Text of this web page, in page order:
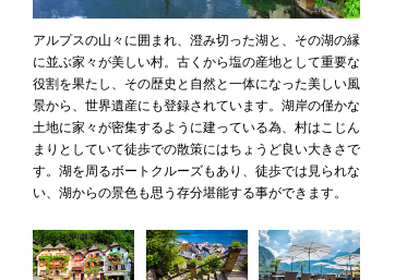
アルプスの山々に囲まれ、澄み切った湖と、その湖の縁
に並ぶ家々が美しい村。古くから塩の産地として重要な
役割を果たし、その歴史と自然と一体になった美しい風
景から、世界遺産にも登録されています。湖岸の僅かな
土地に家々が密集するように建っている為、村はこじん
まりとしていて徒歩での散策にはちょうど良い大きさで
す。湖を周るボートクルーズもあり、徒歩では見られな
い、湖からの景色も思う存分堪能する事ができます。